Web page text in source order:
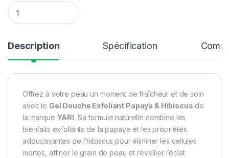
Gel Douche Exfoliant Papaya & Hibiscus de la marque YARI
Description Spécification
Offrez à votre peau un moment de fraîcheur et de soin
avec le Gel Douche Exfoliant Papaya & Hibiscus de
la marque YARI. Sa formule naturelle combine les
bienfaits exfoliants de la papaye et les propriétés
adoucissantes de l’hibiscus pour éliminer les cellules
mortes, affiner le grain de peau et réveiller l’éclat